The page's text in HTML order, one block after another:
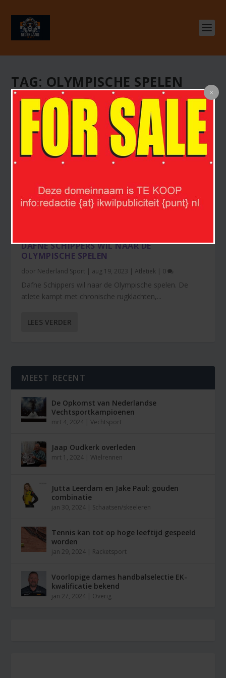
TAG: OLYMPISCHE SPELEN
PARIJS
DAFNE SCHIPPERS WIL NAAR DE
OLYMPISCHE SPELEN
door Nederland Sport | aug 19, 2023 |Atletiek | 0
Dafne Schippers wil naar de Olympische spelen. De
atlete kampt met chronische rugklachten,...
LEES VERDER
MEEST RECENT
De Opkomst van Nederlandse
Vechtsportkampioenen
mrt 4, 2024 |Vechtsport
Jaap Oudkerk overleden
mrt 1, 2024 | Wielrennen
Jutta Leerdam en Jake Paul: gouden
combinatie
jan 30, 2024 | Schaatsen/skeeleren
Tennis kan tot op hoge leeftijd gespeeld
worden
jan 29, 2024 | Racketsport
Voorlopige dames handbalselectie EK-
kwalificatie bekend
jan 27, 2024 | Overig